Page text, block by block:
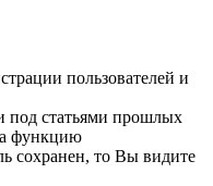
пользователей и
статьями прошлых
функцию
сохранен, то Вы видите